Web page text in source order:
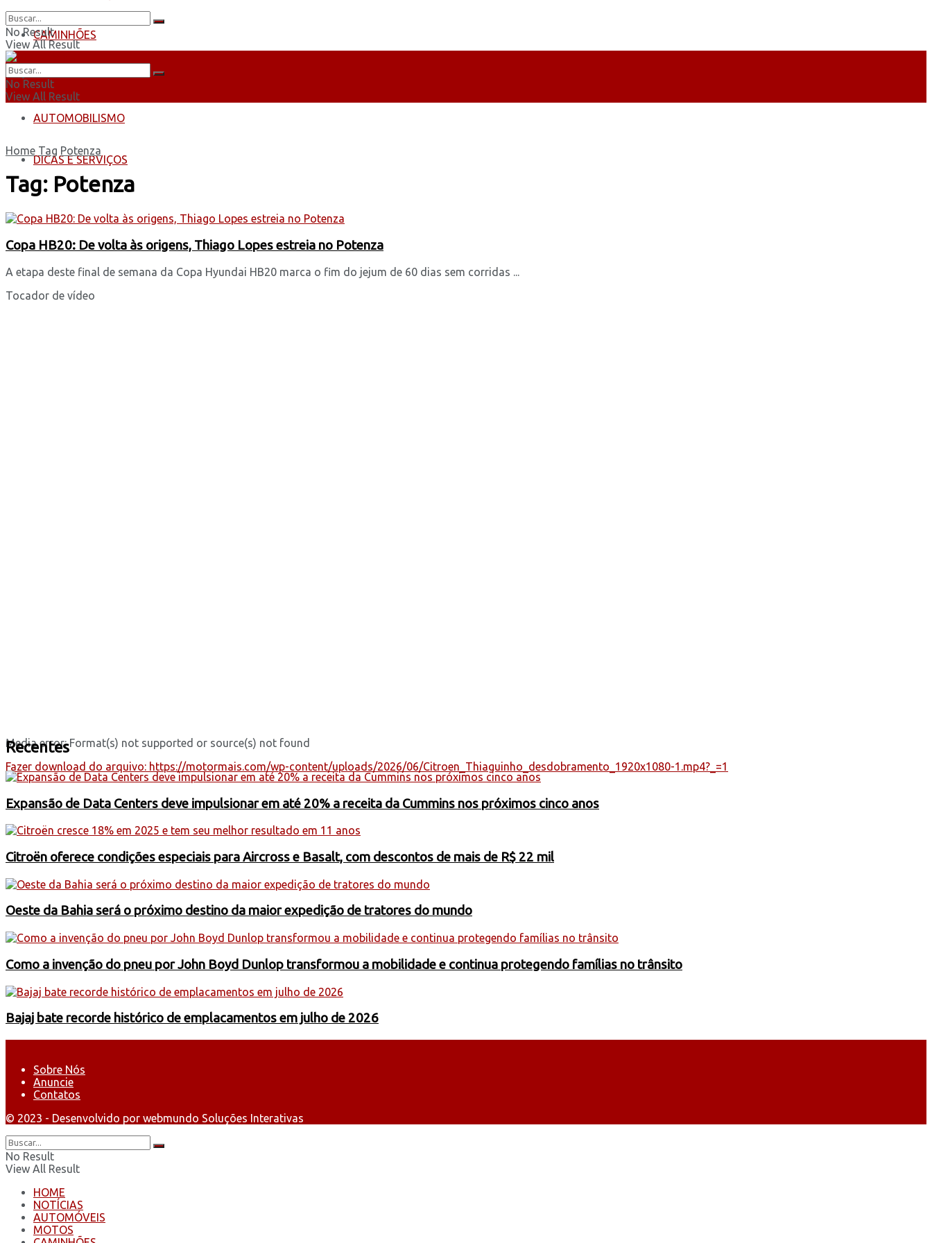
CAMINHÕES
ÔNIBUS
AUTOMOBILISMO
DICAS E SERVIÇOS
No Result
View All Result
No Result
View All Result
Home Tag Potenza
Tag: Potenza
Copa HB20: De volta às origens, Thiago Lopes estreia no Potenza
A etapa deste final de semana da Copa Hyundai HB20 marca o fim do jejum de 60 dias sem corridas ...
Tocador de vídeo
Media error: Format(s) not supported or source(s) not found
Fazer download do arquivo: https://motormais.com/wp-content/uploads/2026/06/Citroen_Thiaguinho_desdobramento_1920x1080-1.mp4?_=1
00:00
Use as setas para cima ou para baixo para aumentar ou diminuir o volume.
Recentes
Expansão de Data Centers deve impulsionar em até 20% a receita da Cummins nos próximos cinco anos
Citroën oferece condições especiais para Aircross e Basalt, com descontos de mais de R$ 22 mil
Oeste da Bahia será o próximo destino da maior expedição de tratores do mundo
Como a invenção do pneu por John Boyd Dunlop transformou a mobilidade e continua protegendo famílias no trânsito
Bajaj bate recorde histórico de emplacamentos em julho de 2026
Sobre Nós
Anuncie
Contatos
© 2023 - Desenvolvido por webmundo Soluções Interativas
No Result
View All Result
HOME
NOTÍCIAS
AUTOMÓVEIS
MOTOS